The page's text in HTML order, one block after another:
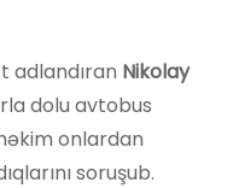
adlandıran Nikolay
dolu avtobus
onlardan
soruşub.